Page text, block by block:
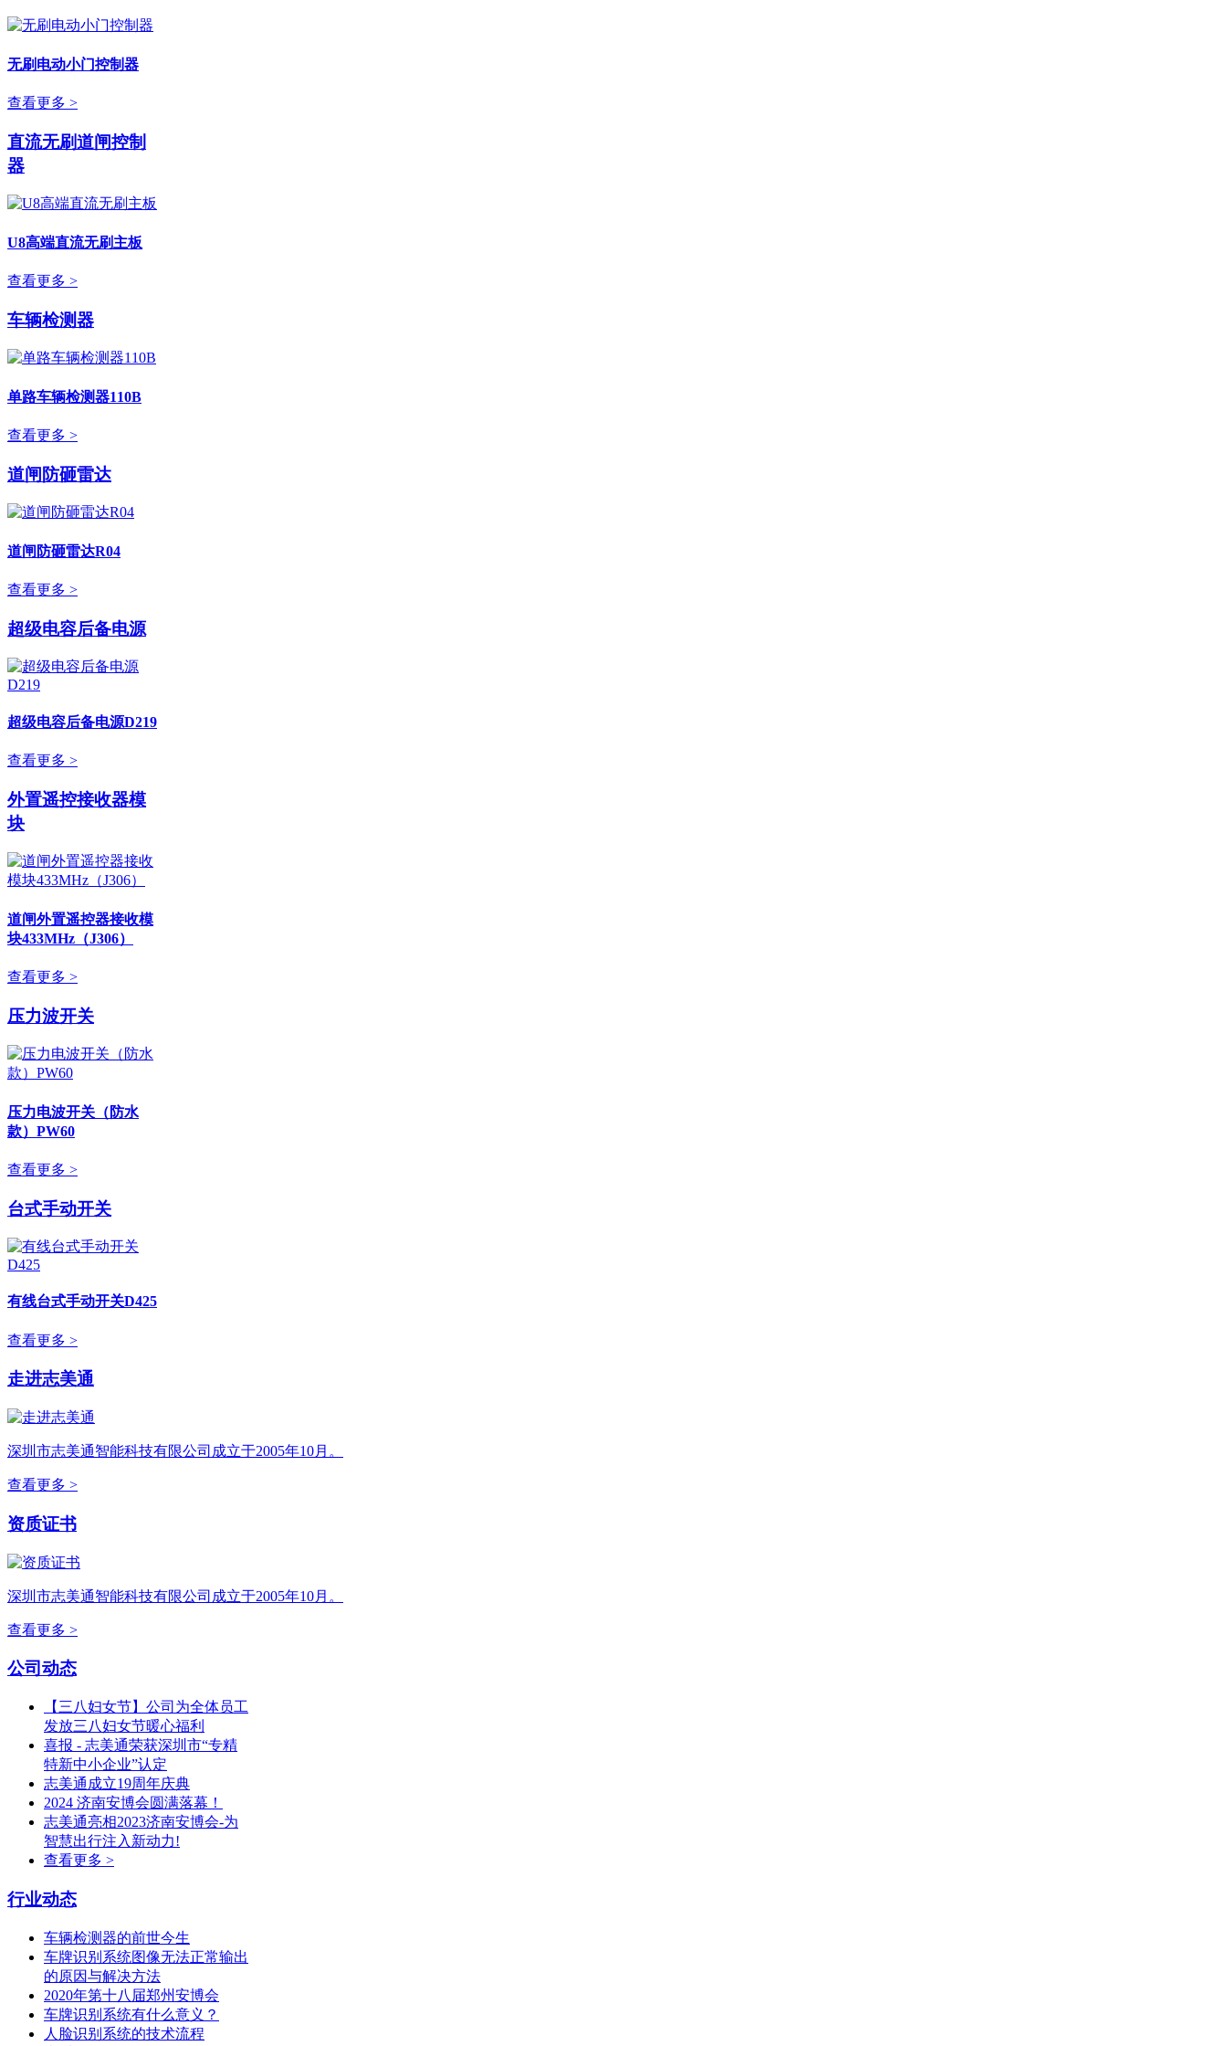
无刷电动小门控制器
查看更多 >
直流无刷道闸控制
器
U8高端直流无刷主板
查看更多 >
车辆检测器
单路车辆检测器110B
查看更多 >
道闸防砸雷达
道闸防砸雷达R04
查看更多 >
超级电容后备电源
超级电容后备电源D219
查看更多 >
外置遥控接收器模
块
道闸外置遥控器接收模
块433MHz（J306）
查看更多 >
压力波开关
压力电波开关（防水
款）PW60
查看更多 >
台式手动开关
有线台式手动开关D425
查看更多 >
走进志美通
深圳市志美通智能科技有限公司成立于2005年10月。
查看更多 >
资质证书
深圳市志美通智能科技有限公司成立于2005年10月。
查看更多 >
公司动态
【三八妇女节】公司为全体员工
发放三八妇女节暖心福利
喜报 - 志美通荣获深圳市“专精
特新中小企业”认定
志美通成立19周年庆典
2024 济南安博会圆满落幕！
志美通亮相2023济南安博会-为
智慧出行注入新动力!
查看更多 >
行业动态
车辆检测器的前世今生
车牌识别系统图像无法正常输出
的原因与解决方法
2020年第十八届郑州安博会
车牌识别系统有什么意义？
人脸识别系统的技术流程